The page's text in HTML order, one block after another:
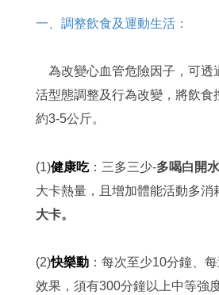
一、調整飲食及運動生活：
為改變心血管危險因子，可透
活型態調整及行為改變，將飲
約3-5公斤。
(1)健康吃：三多三少-多喝白開
大卡熱量，且增加體能活動多消
大卡。
(2)快樂動：每次至少10分鐘、
效果，須有300分鐘以上中等強